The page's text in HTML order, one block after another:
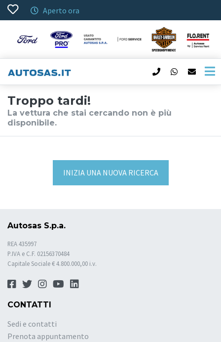
Aperto ora
Troppo tardi!
La vettura che stai cercando non è più
disponibile.
INIZIA UNA NUOVA RICERCA
Autosas S.p.a.
REA 435997
P.IVA e C.F. 02156370484
Capitale Sociale € 4.800.000,00 i.v.
CONTATTI
Sedi e contatti
Prenota appuntamento